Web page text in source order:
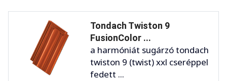
Tondach Twiston 9
FusionColor ...
a harmóniát sugárzó tondach
twiston 9 (twist) xxl cseréppel
fedett ...